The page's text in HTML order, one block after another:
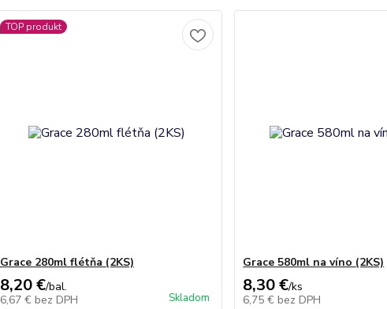
TOP produkt
Grace 280ml flétňa (2KS)
8,20 €/bal.
6,67 € bez DPH Skladom
Grace 580ml na víno (2KS)
8,30 €/ks
6,75 € bez DPH